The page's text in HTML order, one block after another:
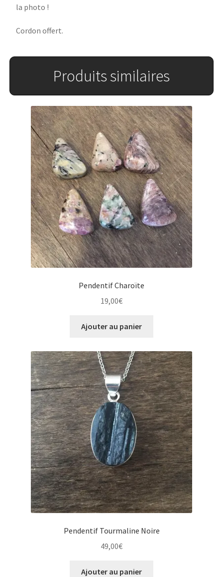
la photo !
Cordon offert.
Produits similaires
Pendentif Charoïte
19,00€
Ajouter au panier
Pendentif Tourmaline Noire
49,00€
Ajouter au panier